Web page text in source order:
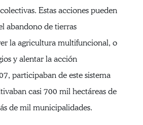
Estas acciones pueden
abandono de tierras
la agricultura multifuncional, o
y alentar la acción
participaban de este sistema
casi 700 mil hectáreas de
de mil municipalidades.